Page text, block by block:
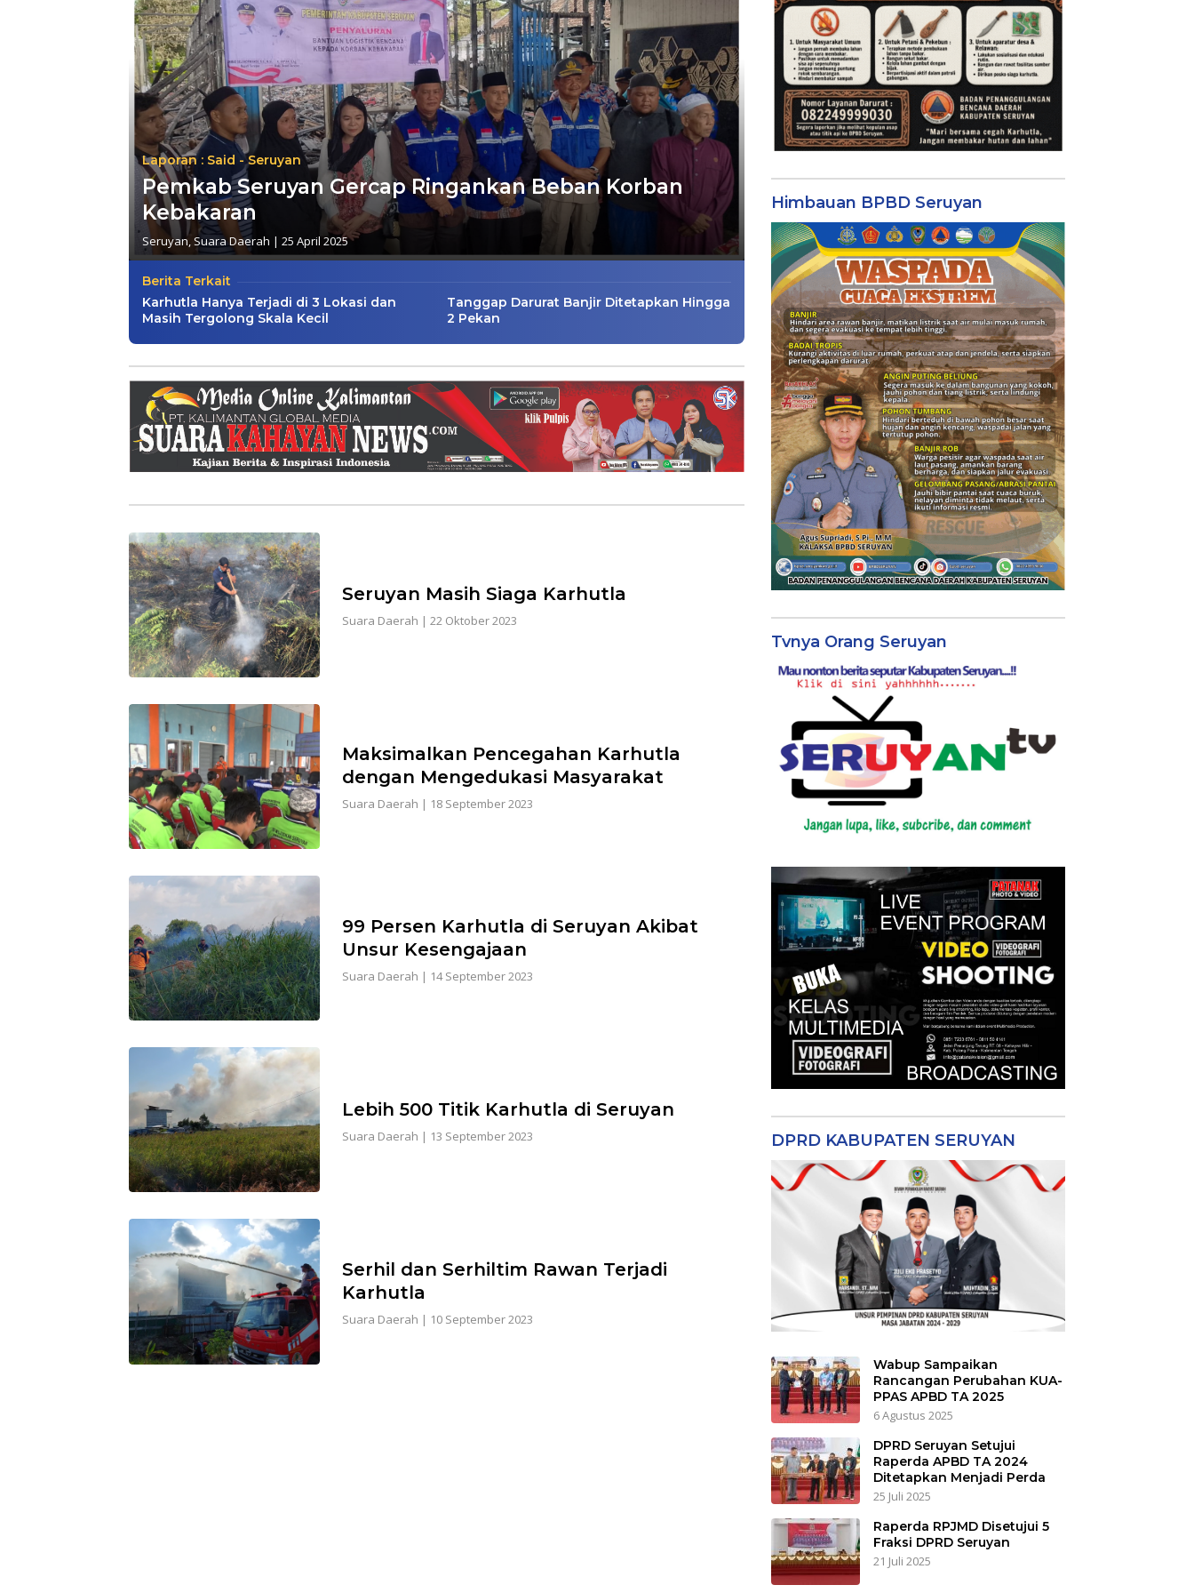
Laporan : Said - Seruyan
Pemkab Seruyan Gercap Ringankan Beban Korban
Kebakaran
Seruyan,Suara Daerah | 25 April 2025
Berita Terkait
Karhutla Hanya Terjadi di 3 Lokasi dan
Masih Tergolong Skala Kecil
Tanggap Darurat Banjir Ditetapkan Hingga
2 Pekan
Seruyan Masih Siaga Karhutla
Suara Daerah | 22 Oktober 2023
Maksimalkan Pencegahan Karhutla
dengan Mengedukasi Masyarakat
Suara Daerah | 18 September 2023
99 Persen Karhutla di Seruyan Akibat
Unsur Kesengajaan
Suara Daerah | 14 September 2023
Lebih 500 Titik Karhutla di Seruyan
Suara Daerah | 13 September 2023
Serhil dan Serhiltim Rawan Terjadi
Karhutla
Suara Daerah | 10 September 2023
Himbauan BPBD Seruyan
Tvnya Orang Seruyan
DPRD KABUPATEN SERUYAN
Wabup Sampaikan
Rancangan Perubahan KUA-
PPAS APBD TA 2025
6 Agustus 2025
DPRD Seruyan Setujui
Raperda APBD TA 2024
Ditetapkan Menjadi Perda
25 Juli 2025
Raperda RPJMD Disetujui 5
Fraksi DPRD Seruyan
21 Juli 2025